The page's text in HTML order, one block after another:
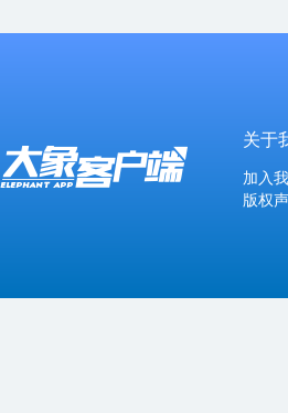
关于
加入
版权